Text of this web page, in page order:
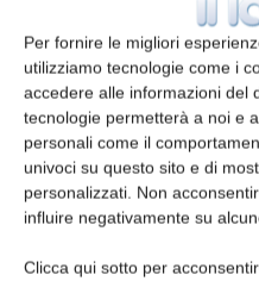
Per fornire le migliori
utilizziamo tecnologie come i
accedere alle informazioni del
tecnologie permetterà a noi e
personali come il
univoci su questo sito e di
personalizzati. Non
influire negativamente su
Clicca qui sotto per
Telefono
Oggetto